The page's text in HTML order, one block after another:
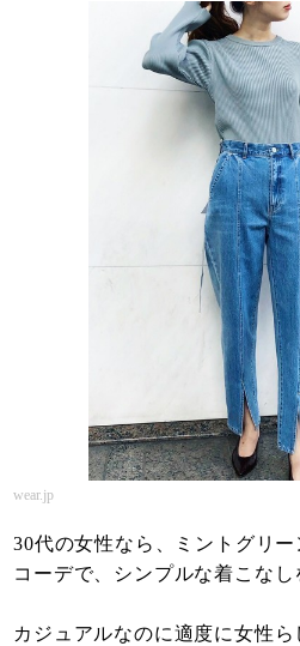
wear.jp
30代の女性なら、ミントグリ
コーデで、シンプルな着こなし
カジュアルなのに適度に女性